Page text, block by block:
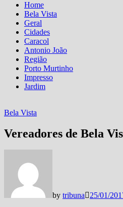
Home
Bela Vista
Geral
Cidades
Caracol
Antonio João
Região
Porto Murtinho
Impresso
Jardim
Bela Vista
Vereadores de Bela
by tribuna
25/01/